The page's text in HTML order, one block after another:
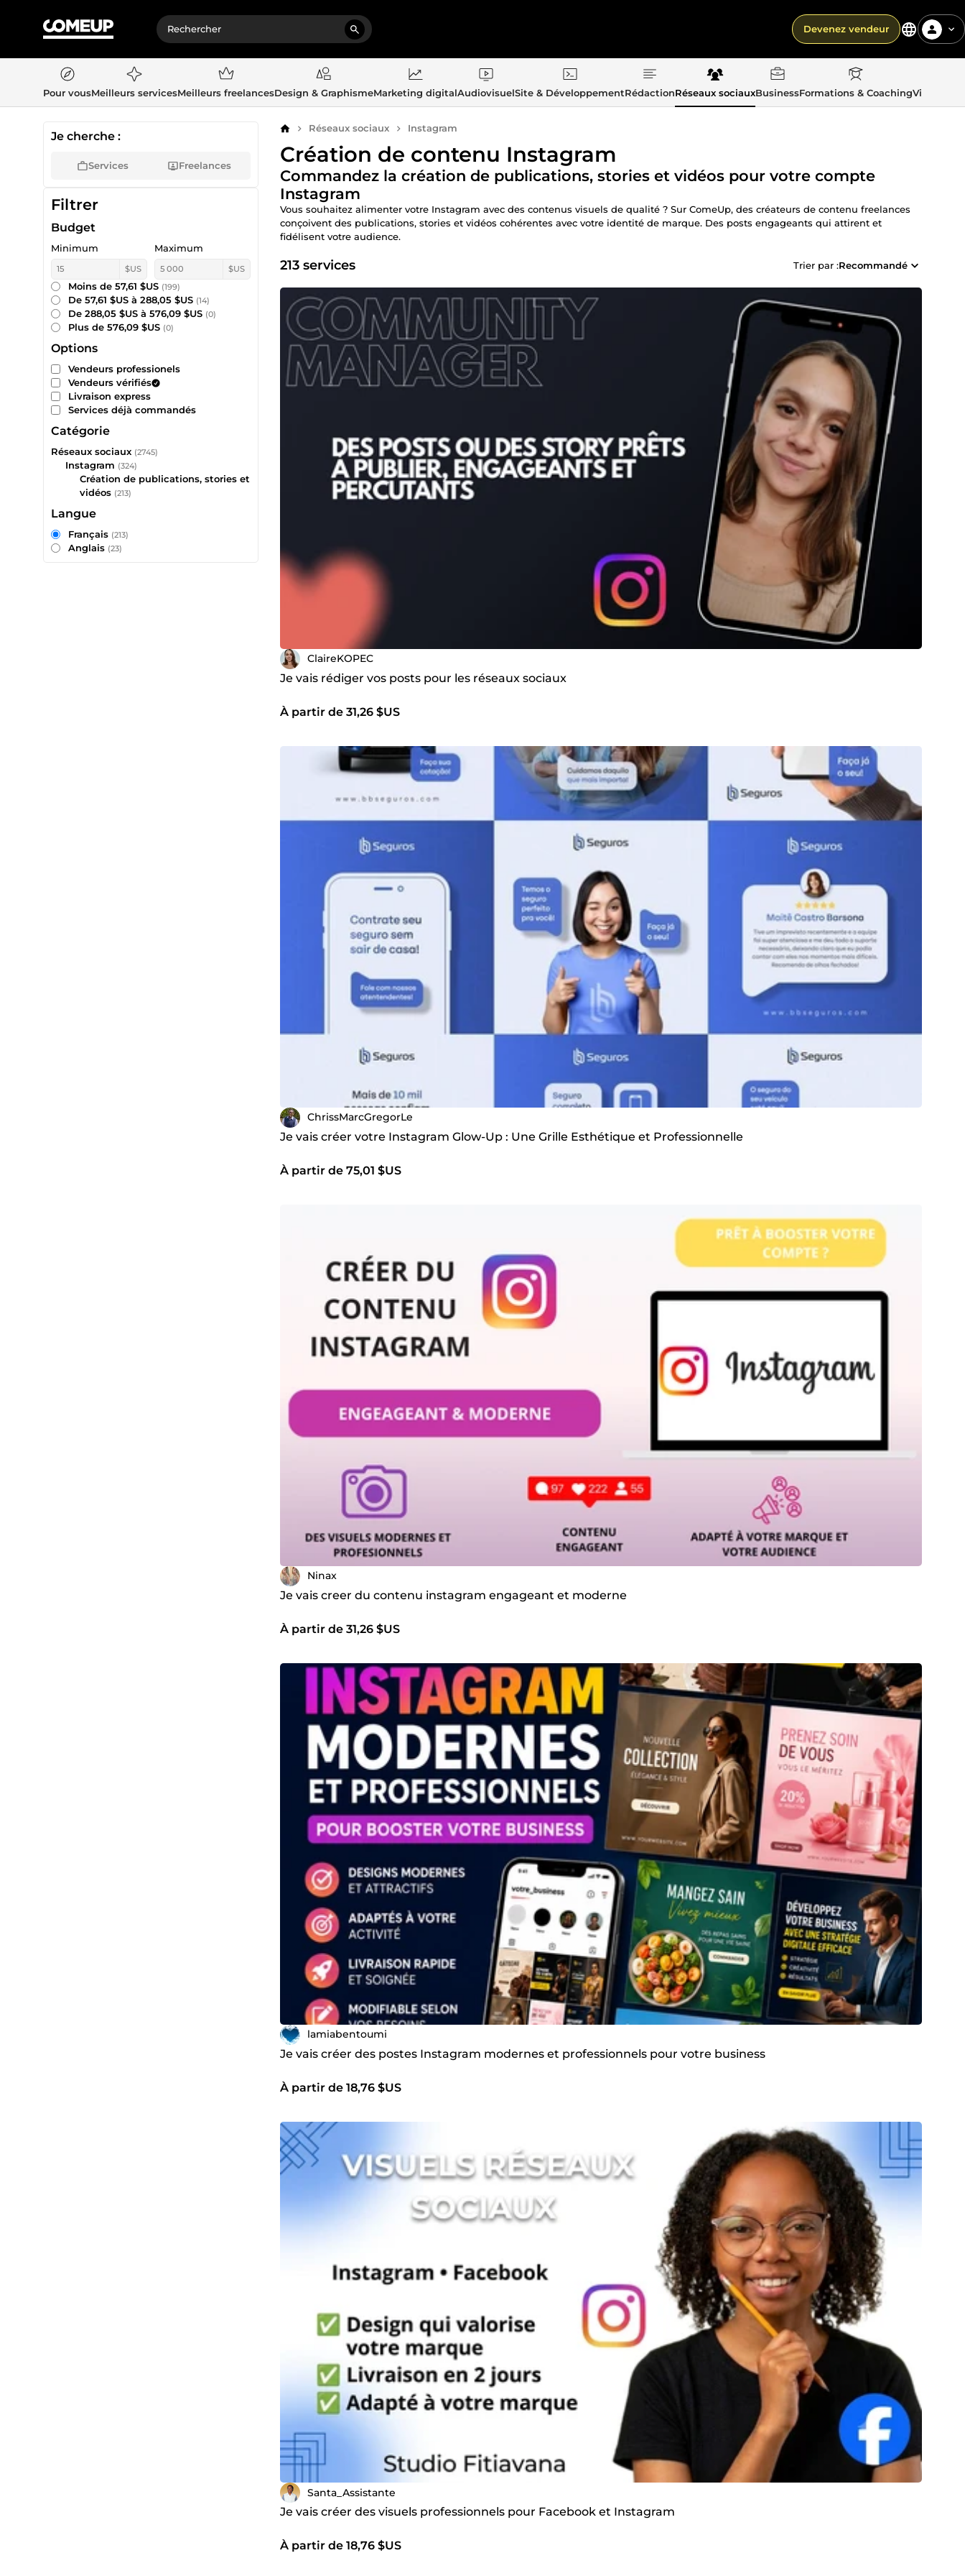
Devenez vendeur
Pour vousMeilleurs servicesMeilleurs freelancesDesign & GraphismeMarketing digitalAudiovisuelSite & DéveloppementRédactionRéseaux sociauxBusinessFormations & CoachingVie
AccueilRéseaux sociaux Instagram
Création de contenu Instagram
Commandez la création de publications, stories et vidéos pour votre compte
Instagram
Vous souhaitez alimenter votre Instagram avec des contenus visuels de qualité ? Sur ComeUp, des créateurs de contenu freelances
conçoivent des publications, stories et vidéos cohérentes avec votre identité de marque. Des posts engageants qui attirent et
fidélisent votre audience.
213 services Trier par :Recommandé
ClaireKOPEC
Je vais rédiger vos posts pour les réseaux sociaux
À partir de 31,26 $US
ChrissMarcGregorLe
Je vais créer votre Instagram Glow-Up : Une Grille Esthétique et Professionnelle
À partir de 75,01 $US
Ninax
Je vais creer du contenu instagram engageant et moderne
À partir de 31,26 $US
lamiabentoumi
Je vais créer des postes Instagram modernes et professionnels pour votre business
À partir de 18,76 $US
Santa_Assistante
Je vais créer des visuels professionnels pour Facebook et Instagram
À partir de 18,76 $US
Je cherche :
Services Freelances
Filtrer
Budget
Minimum
$US
Maximum
$US
Moins de 57,61 $US (199)
De 57,61 $US à 288,05 $US (14)
De 288,05 $US à 576,09 $US (0)
Plus de 576,09 $US (0)
Options
Vendeurs professionels
Vendeurs vérifiés
Livraison express
Services déjà commandés
Catégorie
Réseaux sociaux (2745)
Instagram (324)
Création de publications, stories et
vidéos (213)
Langue
Français (213)
Anglais (23)